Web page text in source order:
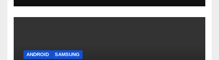
ANDROID SAMSUNG